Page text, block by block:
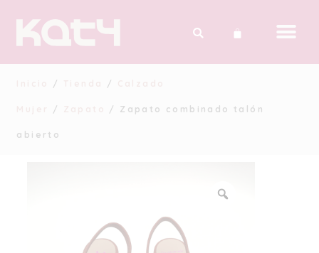
/ /
/ / Zapato combinado talón
abierto